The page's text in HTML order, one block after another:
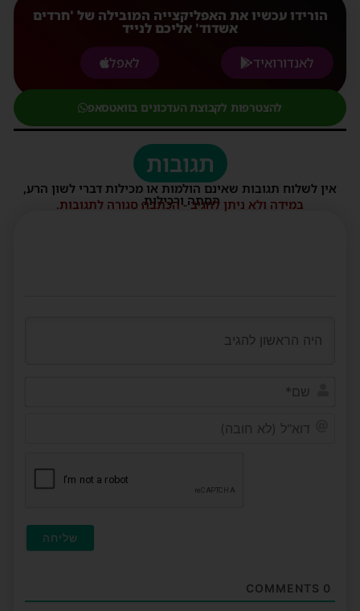
הורידו עכשיו את האפליקצייה המובילה של 'חרדים
אשדוד' אליכם לנייד
לאנדורואיד
לאפל
להצטרפות לקבוצת העדכונים בוואטסאפ
תגובות
אין לשלוח תגובות שאינם הולמות או מכילות דברי לשון הרע,
הסתה ורכילות.
במידה ולא ניתן להגיב - הכתבה סגורה לתגובות.
0